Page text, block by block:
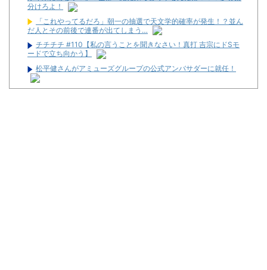
分けろよ！
「これやってるだろ」朝一の抽選で天文学的確率が発生！？並ん
だ人とその前後で連番が出てしまう…
チチチチ #110【私の言うことを聞きなさい！真打 吉宗にドSモ
ードで立ち向かう】
松平健さんがアミューズグループの公式アンバサダーに就任！